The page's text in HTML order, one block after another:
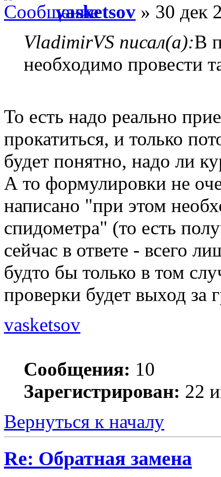
vasketsov » 30 дек
VladimirVS писал(а):В
необходимо провести
То есть надо реально
прокатиться, и только
будет понятно, надо ли
А то формулировки не
написано "при этом
спидометра" (то есть
сейчас в ответе - всего
будто бы только в том
проверки будет выход за
vasketsov
Сообщения: 10
Зарегистрирован: 22
Вернуться к началу
Re: Обратная замена